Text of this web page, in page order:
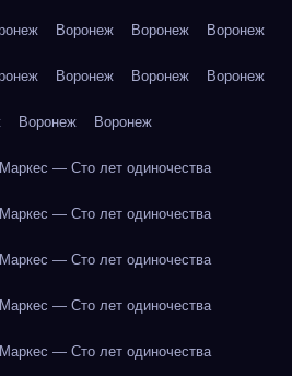
Воронеж Воронеж Воронеж
Воронеж Воронеж Воронеж
Воронеж Воронеж
— Сто лет одиночества
— Сто лет одиночества
— Сто лет одиночества
— Сто лет одиночества
— Сто лет одиночества